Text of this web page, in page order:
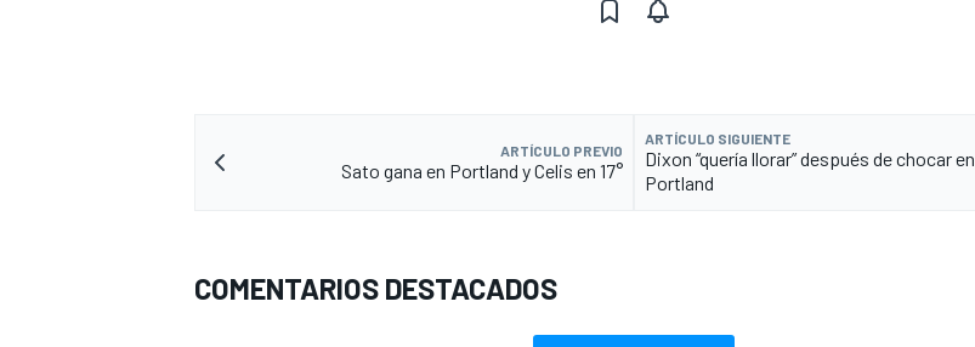
ARTÍCULO PREVIO
Sato gana en Portland y Celis en 17°
ARTÍCULO SIGUIENTE
Dixon “quería llorar” después de chocar en
Portland
COMENTARIOS DESTACADOS